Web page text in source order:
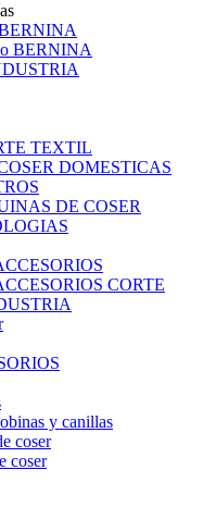
BERNINA
TEXTIL
DOMESTICAS
DE COSER
CORTE
y canillas
coser
coser